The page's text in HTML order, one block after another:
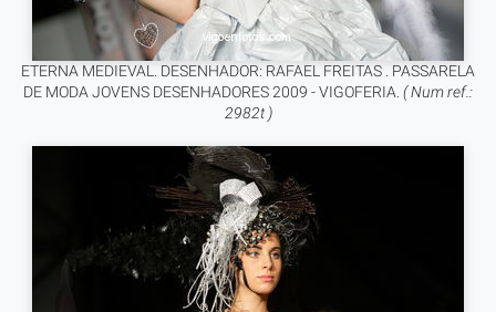
ETERNA MEDIEVAL. DESENHADOR: RAFAEL FREITAS . PASSARELA
DE MODA JOVENS DESENHADORES 2009 - VIGOFERIA. ( Num ref.:
2982t )